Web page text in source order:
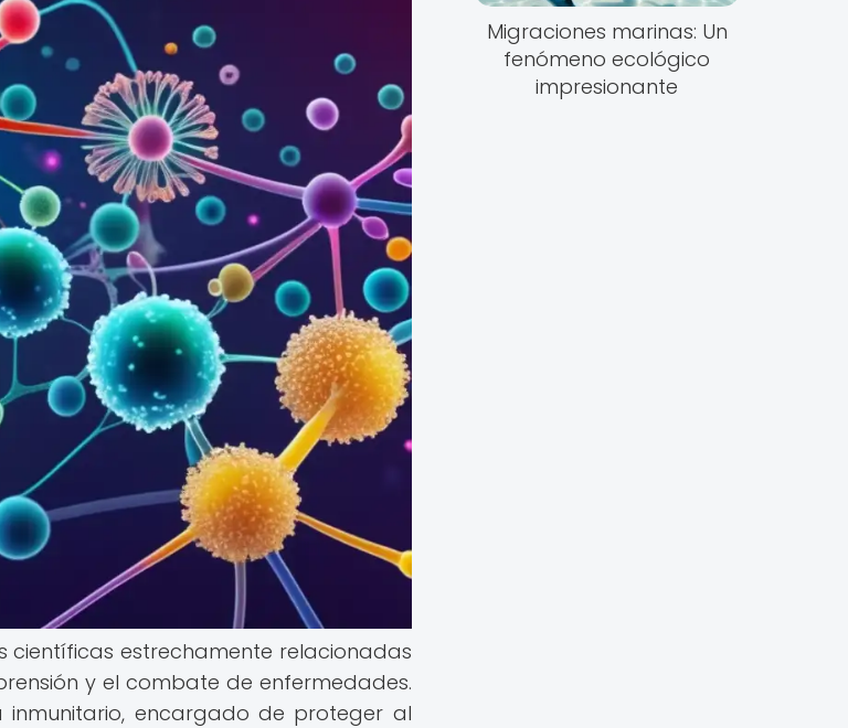
científicas estrechamente relacionadas
y el combate de enfermedades.
inmunitario, encargado de proteger al
Migraciones marinas: Un
fenómeno ecológico
impresionante